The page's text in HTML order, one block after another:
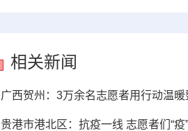
相关新闻
广西贺州：3万余名志愿者用行动温暖
贵港市港北区：抗疫一线 志愿者们“疫